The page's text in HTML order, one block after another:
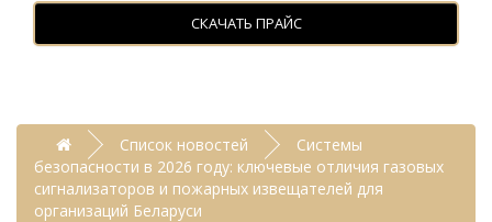
СКАЧАТЬ ПРАЙС
Список новостей
Системы
безопасности в 2026 году: ключевые отличия газовых
сигнализаторов и пожарных извещателей для
организаций Беларуси